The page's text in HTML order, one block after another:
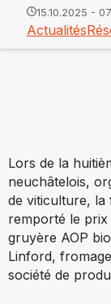
15.10.2025 -
Actualités
Lors de la
neuchâtelois,
de viticulture, la
remporté le
gruyère AOP
Linford,
société de